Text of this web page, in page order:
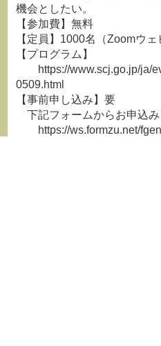
機会としたい。
【参加費】無料
【定員】1000名（Zoomウェ
【プログラム】
https://www.scj.go.jp/ja/
0509.html
【事前申し込み】要
下記フォームからお申込み
https://ws.formzu.net/